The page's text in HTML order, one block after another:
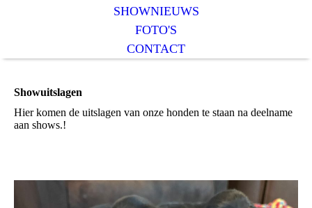
SHOWNIEUWS
FOTO'S
CONTACT
Showuitslagen
Hier komen de uitslagen van onze honden te staan na deelname
aan shows.!